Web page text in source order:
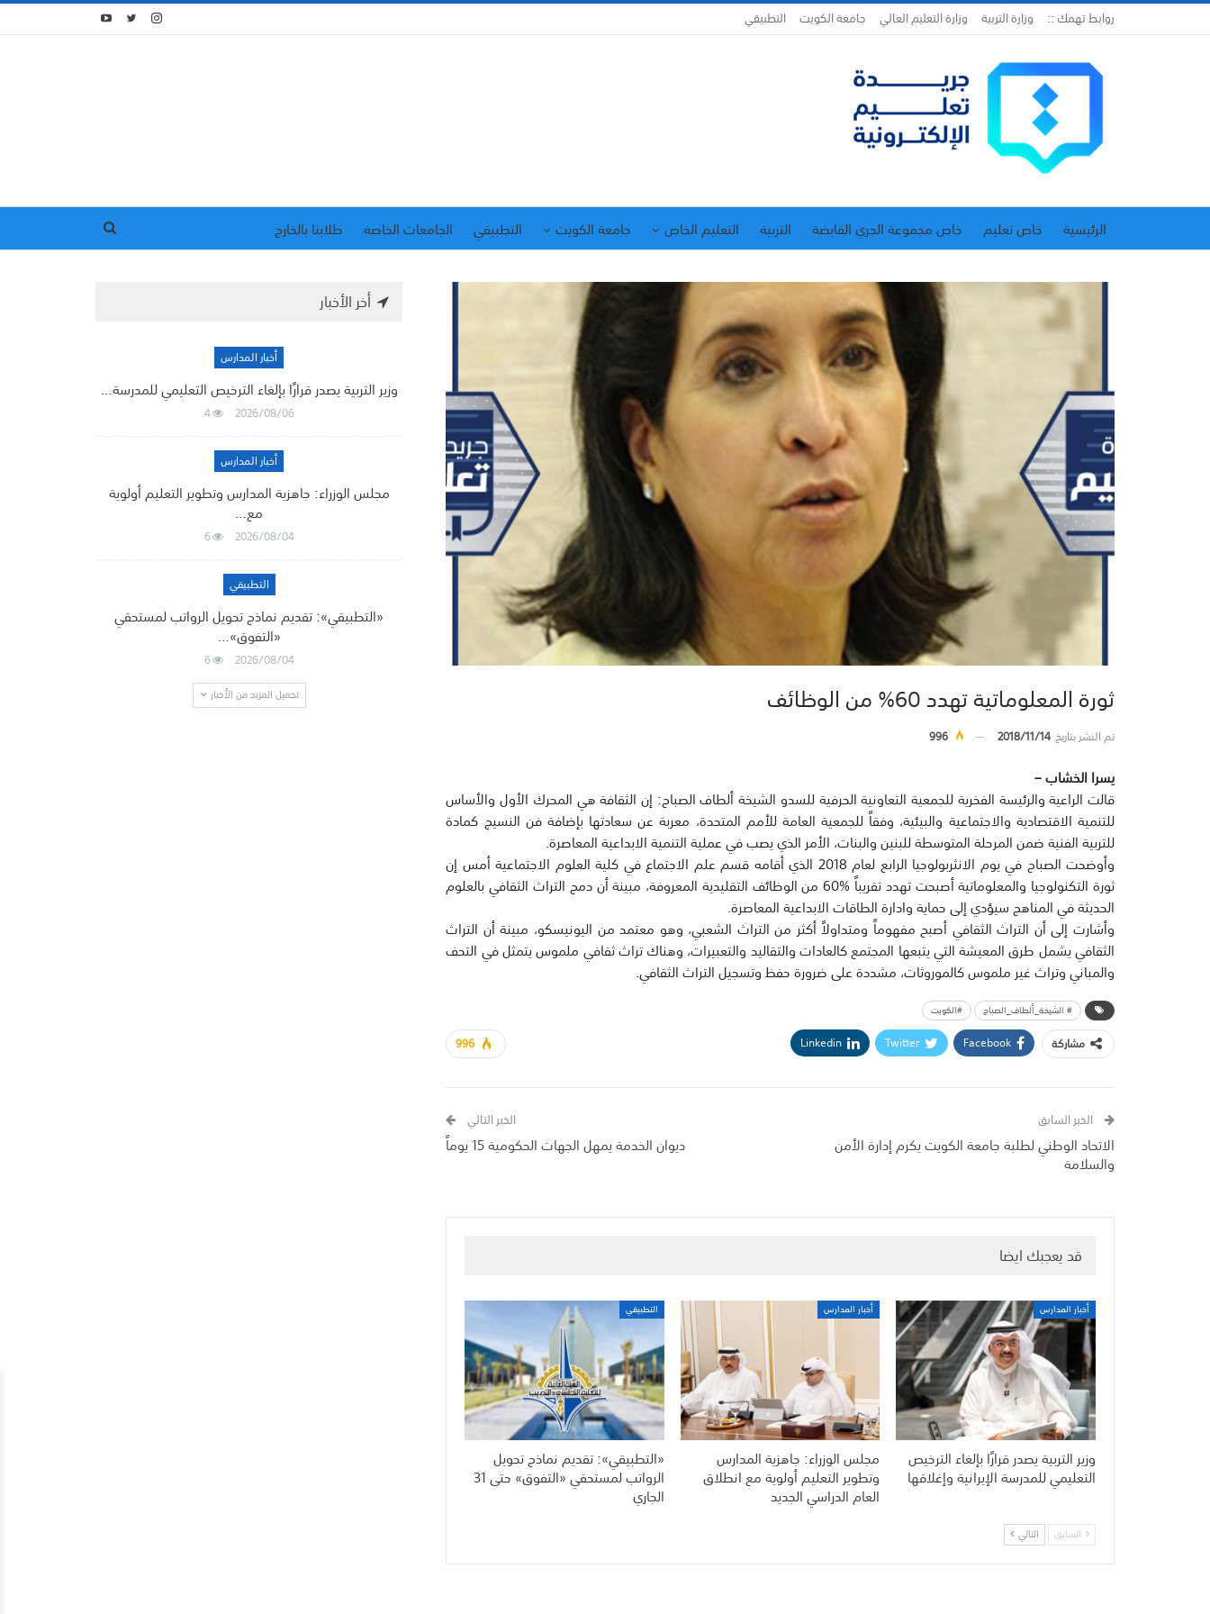
روابط تهمك :: وزارة التربية وزارة التعليم العالي جامعة الكويت التطبيقي
الرئيسية خاص تعليم خاص مجموعة الجري القابضة التربية التعليم الخاص جامعة الكويت التطبيقي الجامعات الخاصة
طلابنا بالخارج
ثورة المعلوماتية تهدد 60% من الوظائف
تم النشر بتاريخ2018/11/14
996
يسرا الخشاب –
قالت الراعية والرئيسة الفخرية للجمعية التعاونية الحرفية للسدو الشيخة ألطاف الصباح: إن الثقافة هي المحرك الأول والأساس
للتنمية الاقتصادية والاجتماعية والبيئية، وفقاً للجمعية العامة للأمم المتحدة، معربة عن سعادتها بإضافة فن النسيج كمادة
للتربية الفنية ضمن المرحلة المتوسطة للبنين والبنات، الأمر الذي يصب في عملية التنمية الابداعية المعاصرة.
وأوضحت الصباح في يوم الانثربولوجيا الرابع لعام 2018 الذي أقامه قسم علم الاجتماع في كلية العلوم الاجتماعية أمس إن
ثورة التكنولوجيا والمعلوماتية أصبحت تهدد تقريباً %60 من الوظائف التقليدية المعروفة، مبينة أن دمج التراث الثقافي بالعلوم
الحديثة في المناهج سيؤدي إلى حماية وادارة الطاقات الابداعية المعاصرة.
وأشارت إلى أن التراث الثقافي أصبح مفهوماً ومتداولاً أكثر من التراث الشعبي، وهو معتمد من اليونيسكو، مبينة أن التراث
الثقافي يشمل طرق المعيشة التي يتبعها المجتمع كالعادات والتقاليد والتعبيرات، وهناك تراث ثقافي ملموس يتمثل في التحف
والمباني وتراث غير ملموس كالموروثات، مشددة على ضرورة حفظ وتسجيل التراث الثقافي.
# الشيخة_ألطاف_الصباح #الكويت
996 مشاركة Facebook
Twitter
Linkedin
الخبر السابق
الاتحاد الوطني لطلبة جامعة الكويت يكرم إدارة الأمن
والسلامة
الخبر التالي
ديوان الخدمة يمهل الجهات الحكومية 15 يوماً
قد يعجبك ايضا
أخبار المدارس
وزير التربية يصدر قرارًا بإلغاء الترخيص
التعليمي للمدرسة الإيرانية وإغلاقها
أخبار المدارس
مجلس الوزراء: جاهزية المدارس
وتطوير التعليم أولوية مع انطلاق
العام الدراسي الجديد
التطبيقي
«التطبيقي»: تقديم نماذج تحويل
الرواتب لمستحقي «التفوق» حتى 31
الجاري
السابق التالي
أخر الأخبار
أخبار المدارس
وزير التربية يصدر قرارًا بإلغاء الترخيص التعليمي للمدرسة…
2026/08/06
4
أخبار المدارس
مجلس الوزراء: جاهزية المدارس وتطوير التعليم أولوية
مع…
2026/08/04
6
التطبيقي
«التطبيقي»: تقديم نماذج تحويل الرواتب لمستحقي
«التفوق»…
2026/08/04
6
تحميل المزيد من الأخبار